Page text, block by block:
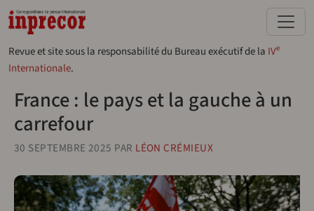
Aller au contenu principal
Revue et site sous la responsabilité du Bureau exécutif de la IVe
Internationale.
France : le pays et la gauche à un
carrefour
30 SEPTEMBRE 2025 PAR LÉON CRÉMIEUX